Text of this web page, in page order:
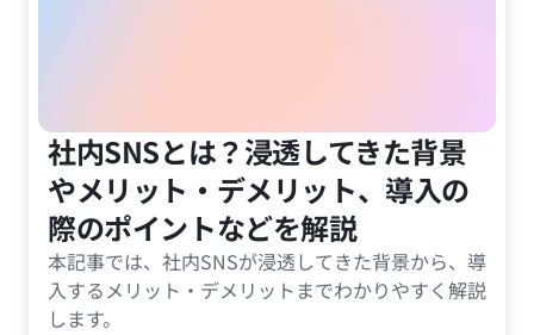
社内SNSとは？浸透してきた背景
やメリット・デメリット、導入の
際のポイントなどを解説
本記事では、社内SNSが浸透してきた背景から、導
入するメリット・デメリットまでわかりやすく解説
します。